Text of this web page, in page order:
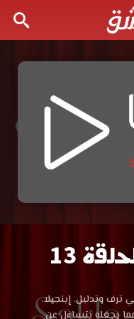
13
ترف وتدليل. إينجيلا،
يجعله يتساءل عن